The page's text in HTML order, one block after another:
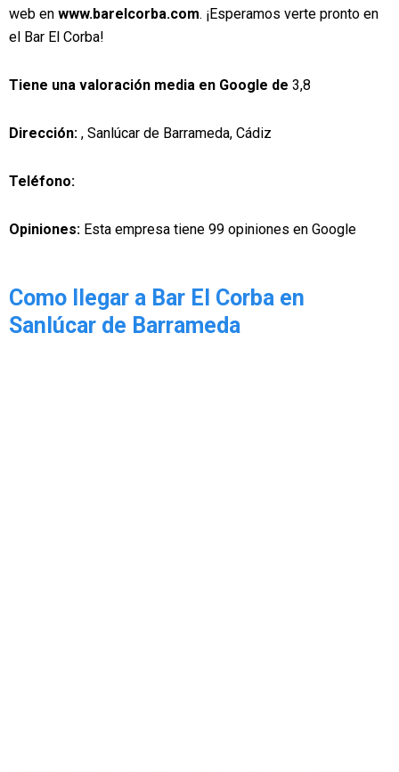
web en www.barelcorba.com. ¡Esperamos verte pronto en
el Bar El Corba!
Tiene una valoración media en Google de 3,8
Dirección: , Sanlúcar de Barrameda, Cádiz
Teléfono:
Opiniones: Esta empresa tiene 99 opiniones en Google
Como llegar a Bar El Corba en
Sanlúcar de Barrameda